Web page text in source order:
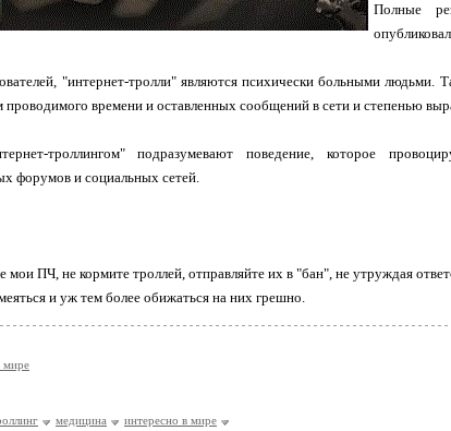
Полные
"интернет-тролли" являются психически больными людьми.
времени и оставленных сообщений в сети и степенью
троллингом" подразумевают поведение, которое
форумов и социальных сетей.
мои ПЧ, не кормите троллей, отправляйте их в "бан", не утруждая
и уж тем более обижаться на них грешно.
мире
медицина интересно в мире